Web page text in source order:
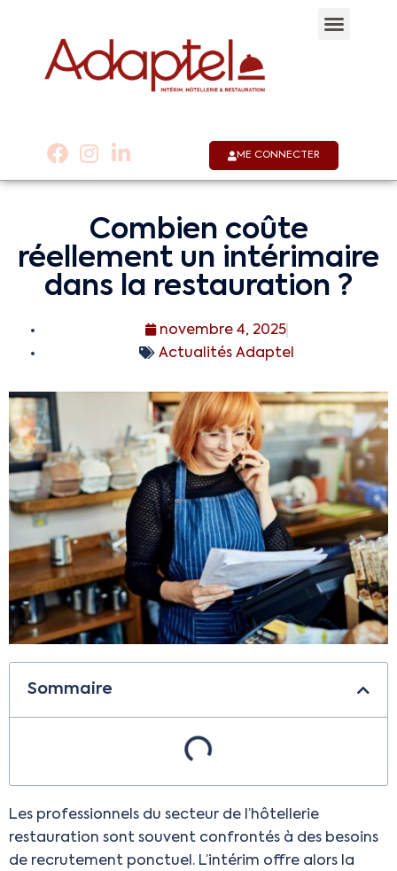
ME CONNECTER
Combien coûte
réellement un intérimaire
dans la restauration ?
novembre 4, 2025
Actualités Adaptel
Sommaire
Les professionnels du secteur de l’hôtellerie
restauration sont souvent confrontés à des besoins
de recrutement ponctuel. L’intérim offre alors la